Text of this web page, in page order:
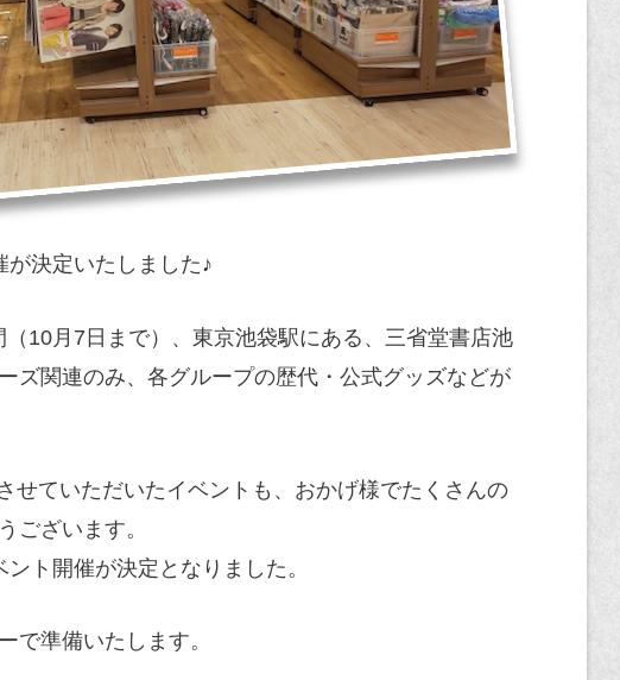
決定いたしました♪
10月7日まで）、東京池袋駅にある、三省堂書店池
ズ関連のみ、各グループの歴代・公式グッズなどが
せていただいたイベントも、おかげ様でたくさんの
ございます。
ト開催が決定となりました。
で準備いたします。